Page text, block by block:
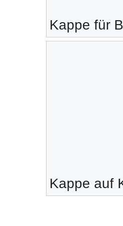
Kappe für
Kappe auf